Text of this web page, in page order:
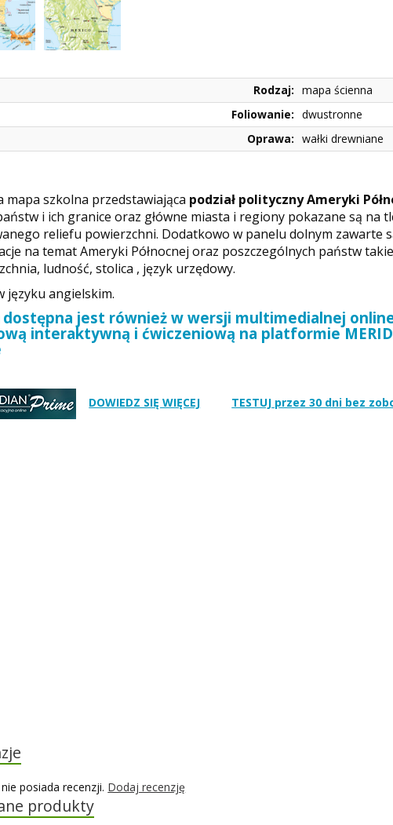
Rodzaj: mapa ścienna
Foliowanie: dwustronne
Oprawa: wałki drewniane
mapa szkolna przedstawiająca podział polityczny Ameryki
i ich granice oraz główne miasta i regiony pokazane są na
reliefu powierzchni. Dodatkowo w panelu dolnym zawarte
na temat Ameryki Północnej oraz poszczególnych państw
ludność, stolica , język urzędowy.
języku angielskim.
dostępna jest również w wersji multimedialnej
interaktywną i ćwiczeniową na platformie
DOWIEDZ SIĘ WIĘCEJ TESTUJ przez 30 dni bez
posiada recenzji. Dodaj recenzję
produkty